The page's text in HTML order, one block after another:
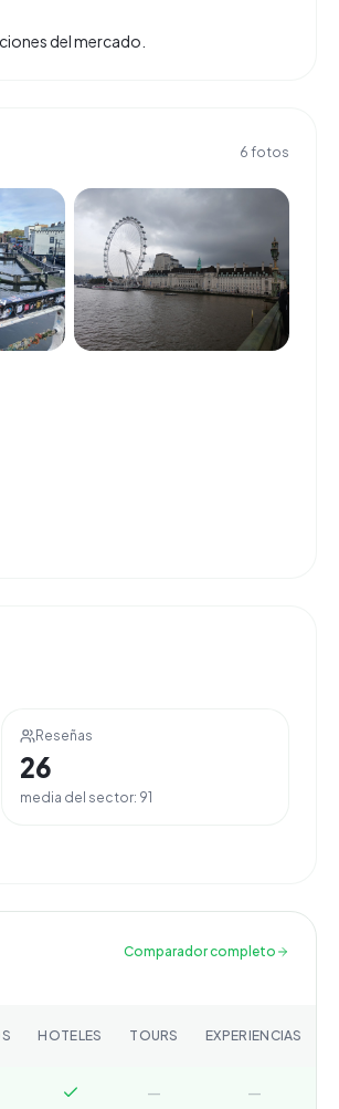
del mercado.
6 fotos
Reseñas
26
media del sector: 91
Comparador completo
HOTELES TOURS EXPERIENCIAS
— —